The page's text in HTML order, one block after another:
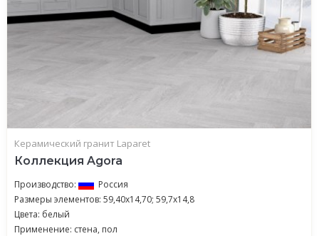
Керамический гранит Laparet
Коллекция Agora
Производство:
Россия
Размеры элементов: 59,40x14,70; 59,7х14,8
Цвета: белый
Применение: стена, пол